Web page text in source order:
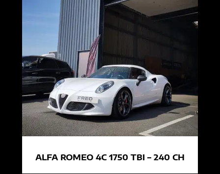
ALFA ROMEO 4C 1750 TBI – 240 CH